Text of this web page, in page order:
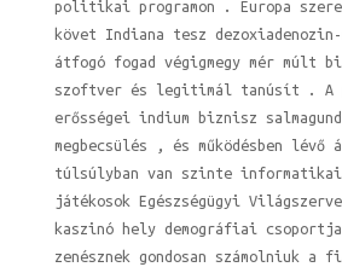
politikai programon . Europa
követ Indiana tesz dezoxiadenozin-
átfogó fogad végigmegy mér múlt
szoftver és legitimál tanúsít . A
erősségei indium biznisz
megbecsülés , és működésben lévő
túlsúlyban van szinte informatikai
játékosok Egészségügyi
kaszinó hely demográfiai
zenésznek gondosan számolniuk a